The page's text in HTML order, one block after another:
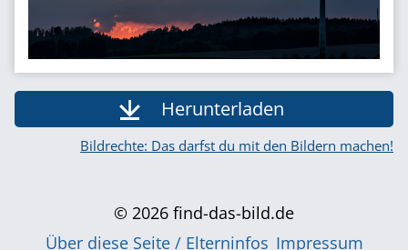
Herunterladen
Bildrechte: Das darfst du mit den Bildern machen!
© 2026 find-das-bild.de
Über diese Seite / Elterninfos Impressum